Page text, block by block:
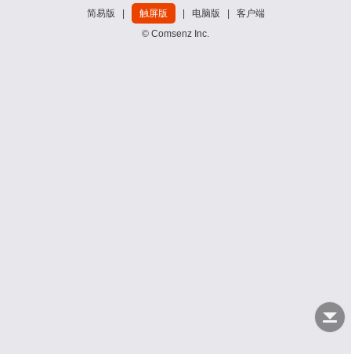
简易版 触屏版 电脑版
客户端
© Comsenz Inc.